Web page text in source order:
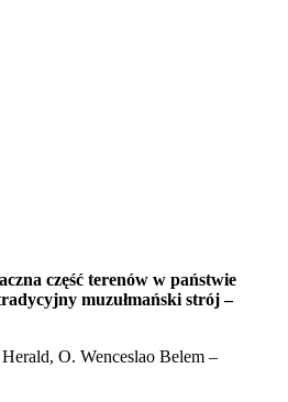
część terenów w państwie
muzułmański strój –
O. Wenceslao Belem –